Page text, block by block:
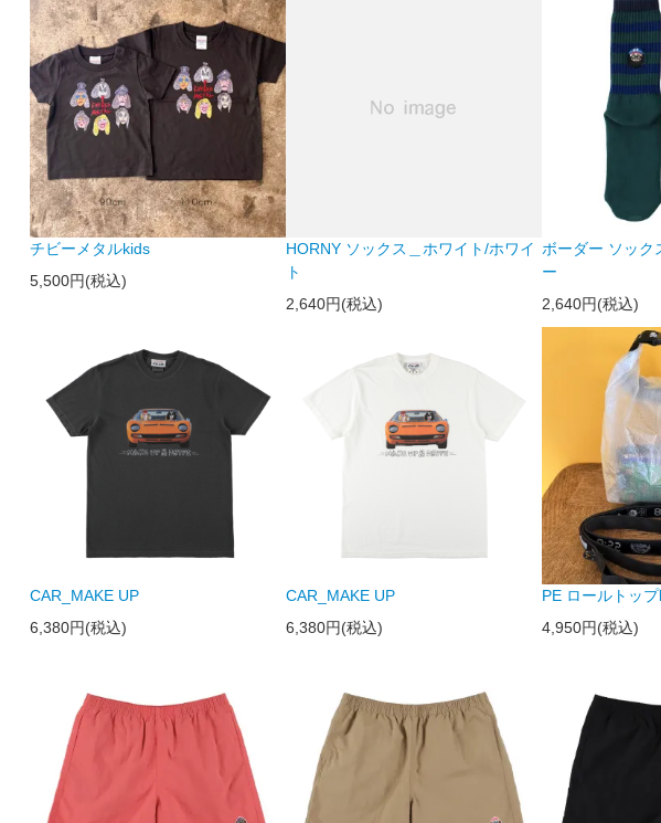
チビーメタルkids
5,500円(税込)
HORNY ソックス＿ホワイト/ホワイ
ト
2,640円(税込)
ボーダー ソック
ー
2,640円(税込)
CAR_MAKE UP
6,380円(税込)
CAR_MAKE UP
6,380円(税込)
PE ロールトッ
4,950円(税込)